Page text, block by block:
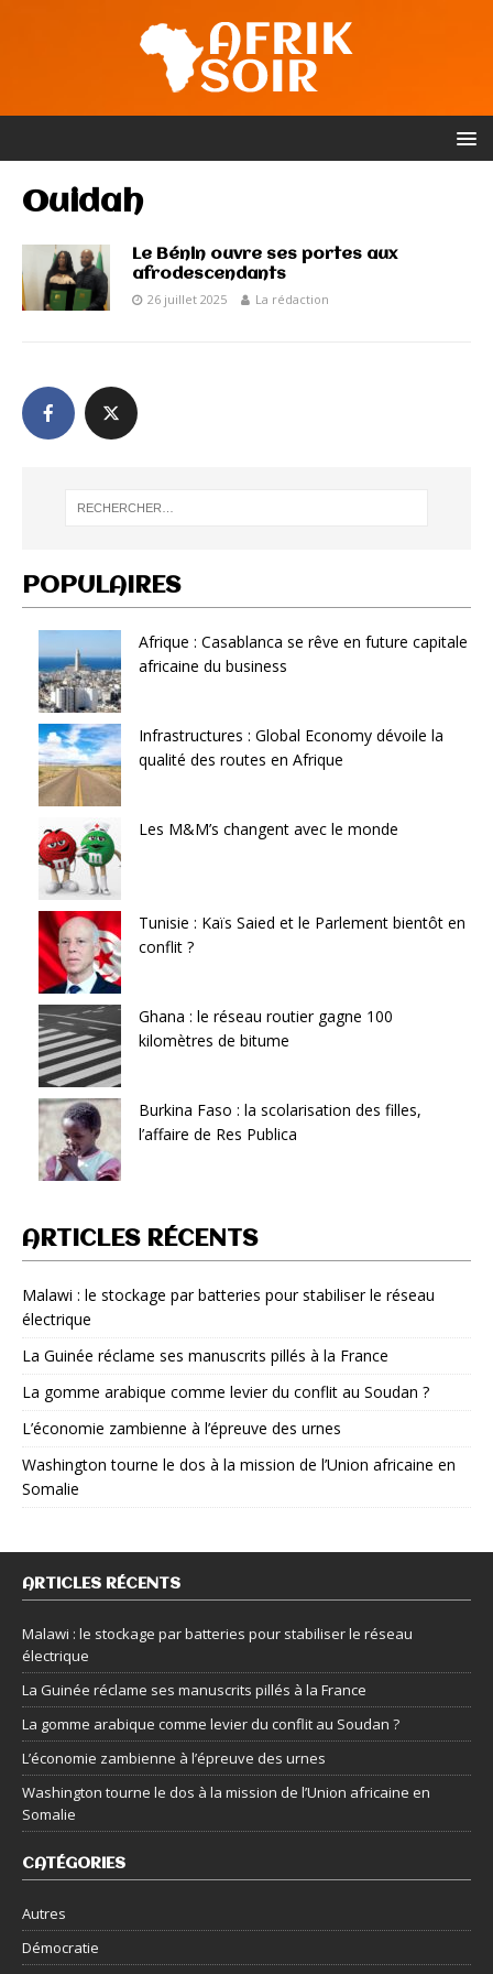
Ouidah
Le Bénin ouvre ses portes aux
afrodescendants
26 juillet 2025 La rédaction
POPULAIRES
Afrique : Casablanca se rêve en future capitale
africaine du business
Infrastructures : Global Economy dévoile la
qualité des routes en Afrique
Les M&M’s changent avec le monde
Tunisie : Kaïs Saied et le Parlement bientôt en
conflit ?
Ghana : le réseau routier gagne 100
kilomètres de bitume
Burkina Faso : la scolarisation des filles,
l’affaire de Res Publica
ARTICLES RÉCENTS
Malawi : le stockage par batteries pour stabiliser le réseau
électrique
La Guinée réclame ses manuscrits pillés à la France
La gomme arabique comme levier du conflit au Soudan ?
L’économie zambienne à l’épreuve des urnes
Washington tourne le dos à la mission de l’Union africaine en
Somalie
ARTICLES RÉCENTS
Malawi : le stockage par batteries pour stabiliser le réseau
électrique
La Guinée réclame ses manuscrits pillés à la France
La gomme arabique comme levier du conflit au Soudan ?
L’économie zambienne à l’épreuve des urnes
Washington tourne le dos à la mission de l’Union africaine en
Somalie
CATÉGORIES
Autres
Démocratie